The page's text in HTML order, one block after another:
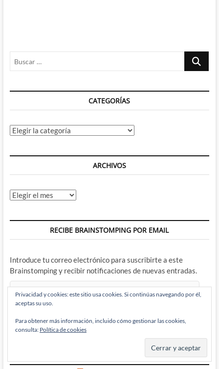
Buscar
CATEGORÍAS
Categorías
ARCHIVOS
Archivos
RECIBE BRAINSTOMPING POR EMAIL
Introduce tu correo electrónico para suscribirte a este
Brainstomping y recibir notificaciones de nuevas entradas.
Dirección
de
correo
electrónico
Suscribir
Privacidad y cookies: este sitio usa cookies. Si continúas navegando por él,
aceptas su uso.
Para obtener más información, incluido cómo gestionar las cookies,
consulta: Política de cookies